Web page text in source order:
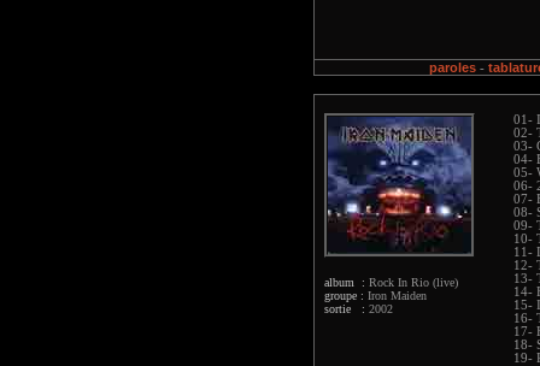
paroles -
album : Rock In Rio (live)
groupe : Iron Maiden
sortie : 2002
01-
02-
03-
04-
05-
06-
07-
08-
09-
10-
11-
12-
13-
14-
15-
16-
17-
18-
19-